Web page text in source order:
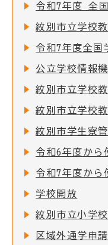
学校開放
区域外通学申請